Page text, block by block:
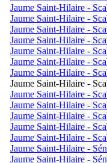
Jaume Saint-Hilaire -
Jaume Saint-Hilaire -
Jaume Saint-Hilaire -
Jaume Saint-Hilaire -
Jaume Saint-Hilaire -
Jaume Saint-Hilaire -
Jaume Saint-Hilaire -
Jaume Saint-Hilaire -
Jaume Saint-Hilaire -
Jaume Saint-Hilaire -
Jaume Saint-Hilaire -
Jaume Saint-Hilaire -
Jaume Saint-Hilaire -
Jaume Saint-Hilaire -
Jaume Saint-Hilaire -